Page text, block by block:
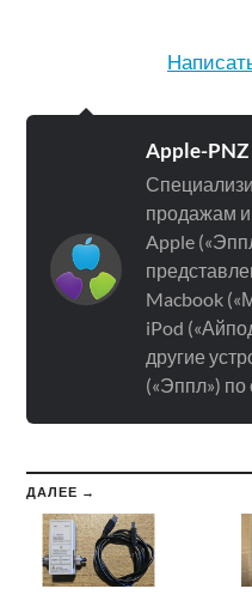
Apple-PNZ
продажам
Apple
Macbook
iPod
другие
(«Эппл»)
ДАЛЕЕ →